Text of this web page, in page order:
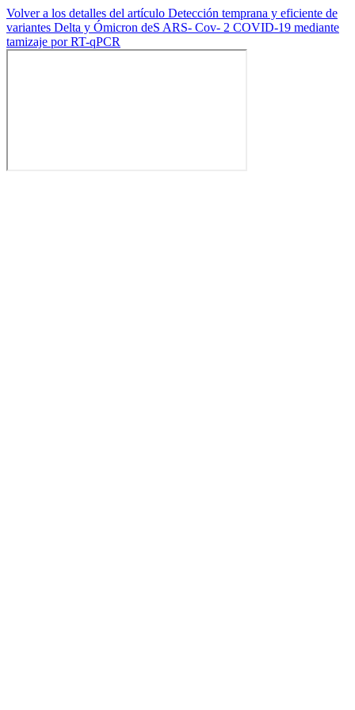
Volver a los detalles del artículo Detección temprana y eficiente de
variantes Delta y Ómicron deS ARS- Cov- 2 COVID-19 mediante
tamizaje por RT-qPCR